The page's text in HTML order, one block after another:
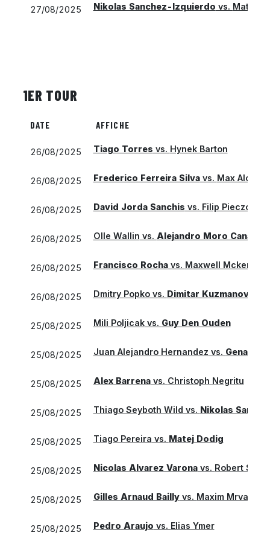
27/08/2025 Nikolas Sanchez-Izquierdo vs. Matej
1ER TOUR
DATE AFFICHE
26/08/2025 Tiago Torres vs. Hynek Barton
26/08/2025 Frederico Ferreira Silvavs. Max Alcala
26/08/2025 David Jorda Sanchis vs. Filip Pieczonka
26/08/2025 Olle Wallin vs. Alejandro Moro Canas
26/08/2025 Francisco Rochavs. Maxwell Mckennon
26/08/2025 Dmitry Popkovs. Dimitar Kuzmanov
25/08/2025 Mili Poljicakvs. Guy Den Ouden
25/08/2025 Juan Alejandro Hernandez vs. Genaro
25/08/2025 Alex Barrenavs. Christoph Negritu
25/08/2025 Thiago Seyboth Wild vs. Nikolas
25/08/2025 Tiago Pereira vs. Matej Dodig
25/08/2025 Nicolas Alvarez Varonavs. Robert
25/08/2025 Gilles Arnaud Baillyvs. Maxim Mrva
25/08/2025 Pedro Araujo vs. Elias Ymer